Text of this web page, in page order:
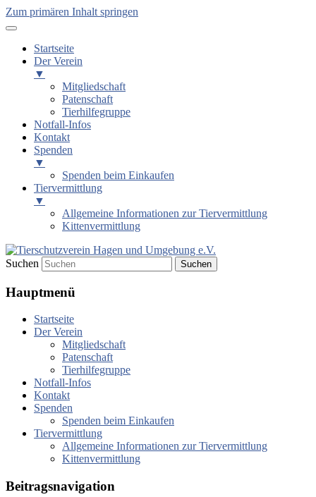
Zum primären Inhalt springen
Startseite
Der Verein
▼
Mitgliedschaft
Patenschaft
Tierhilfegruppe
Notfall-Infos
Kontakt
Spenden
▼
Spenden beim Einkaufen
Tiervermittlung
▼
Allgemeine Informationen zur Tiervermittlung
Kittenvermittlung
Tierschutzverein Hagen und
Umgebung e.V.
Suchen
Hauptmenü
Startseite
Der Verein
Mitgliedschaft
Patenschaft
Tierhilfegruppe
Notfall-Infos
Kontakt
Spenden
Spenden beim Einkaufen
Tiervermittlung
Allgemeine Informationen zur Tiervermittlung
Kittenvermittlung
Beitragsnavigation